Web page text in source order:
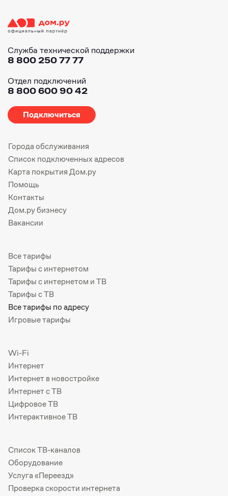
Служба технической поддержки
8 800 250 77 77
Отдел подключений
8 800 600 90 42
Подключиться
Города обслуживания
Список подключенных адресов
Карта покрытия Дом.ру
Помощь
Контакты
Дом.ру бизнесу
Вакансии
Все тарифы
Тарифы с интернетом
Тарифы с интернетом и ТВ
Тарифы с ТВ
Все тарифы по адресу
Игровые тарифы
Wi-Fi
Интернет
Интернет в новостройке
Интернет с ТВ
Цифровое ТВ
Интерактивное ТВ
Список ТВ-каналов
Оборудование
Услуга «Переезд»
Проверка скорости интернета